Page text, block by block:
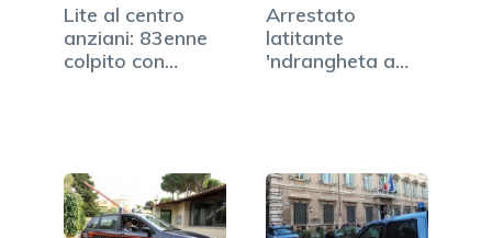
Lite al centro
anziani: 83enne
colpito con
Arrestato
latitante
'ndrangheta a